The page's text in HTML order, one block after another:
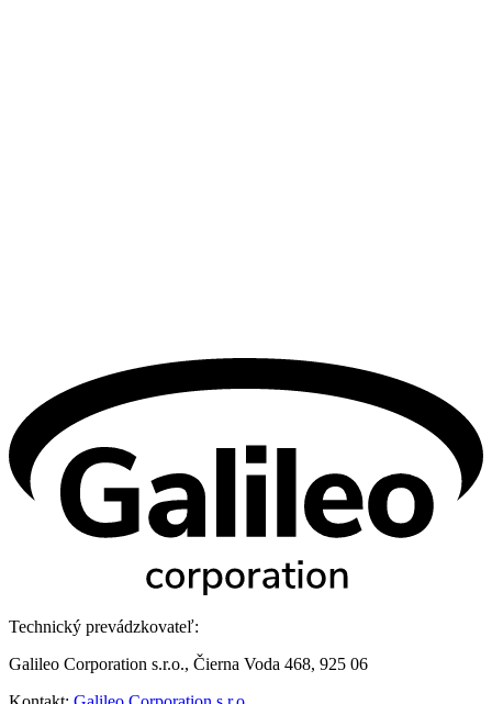
Technický prevádzkovateľ:
Galileo Corporation s.r.o., Čierna Voda 468, 925 06